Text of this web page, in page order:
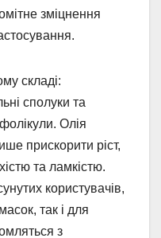
зміцнення
складі:
сполуки та
Олія
прискорити ріст,
та ламкістю.
користувачів,
так і для
з